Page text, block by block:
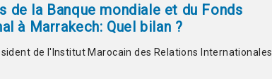
de la Banque mondiale et du Fonds
à Marrakech: Quel bilan ?
de l'Institut Marocain des Relations Internationales